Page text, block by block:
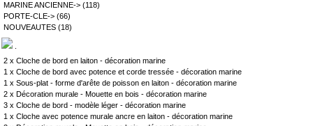
MARINE ANCIENNE-> (118)
PORTE-CLE-> (66)
NOUVEAUTES (18)
2 x Cloche de bord en laiton - décoration marine
1 x Cloche de bord avec potence et corde tressée - décoration marine
1 x Sous-plat - forme d'arête de poisson en laiton - décoration marine
2 x Décoration murale - Mouette en bois - décoration marine
3 x Cloche de bord - modèle léger - décoration marine
1 x Cloche avec potence murale ancre en laiton - décoration marine